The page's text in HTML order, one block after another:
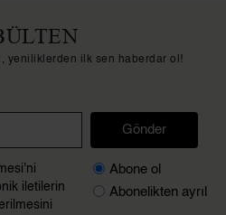
yeniliklerden ilk sen haberdar ol!
Gönder
iletilerin
Abone ol
Abonelikten ayrıl